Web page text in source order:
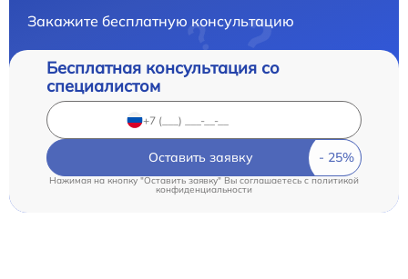
Закажите бесплатную консультацию
Бесплатная консультация со
специалистом
Оставить заявку
Нажимая на кнопку "Оставить заявку" Вы соглашаетесь cполитикой
конфиденциальности